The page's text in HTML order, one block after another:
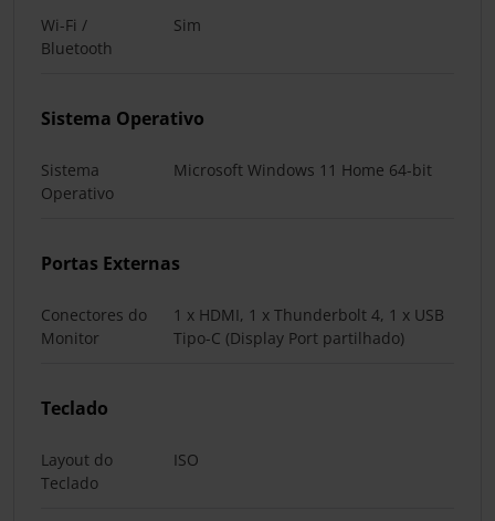
Wi-Fi /
Bluetooth
Sim
Sistema Operativo
Sistema
Operativo
Microsoft Windows 11 Home 64-bit
Portas Externas
Conectores do
Monitor
1 x HDMI, 1 x Thunderbolt 4, 1 x USB
Tipo-C (Display Port partilhado)
Teclado
Layout do
Teclado
ISO